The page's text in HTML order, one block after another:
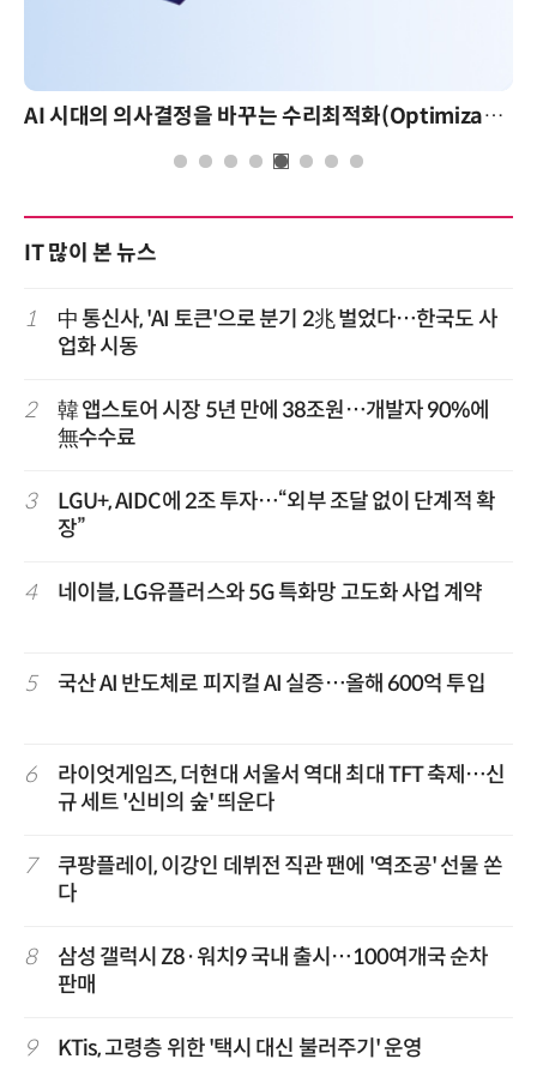
AI 시대의 의사결정을 바꾸는 수리최적화(Optimization): 실제 산업 적용 사례와 활용 전략
IT 많이 본 뉴스
1
中 통신사, 'AI 토큰'으로 분기 2兆 벌었다…한국도 사
업화 시동
2
韓 앱스토어 시장 5년 만에 38조원…개발자 90%에
無수수료
3
LGU+, AIDC에 2조 투자…“외부 조달 없이 단계적 확
장”
4 네이블, LG유플러스와 5G 특화망 고도화 사업 계약
5 국산 AI 반도체로 피지컬 AI 실증…올해 600억 투입
6
라이엇게임즈, 더현대 서울서 역대 최대 TFT 축제…신
규 세트 '신비의 숲' 띄운다
7
쿠팡플레이, 이강인 데뷔전 직관 팬에 '역조공' 선물 쏜
다
8
삼성 갤럭시 Z8·워치9 국내 출시…100여개국 순차
판매
9 KTis, 고령층 위한 '택시 대신 불러주기' 운영